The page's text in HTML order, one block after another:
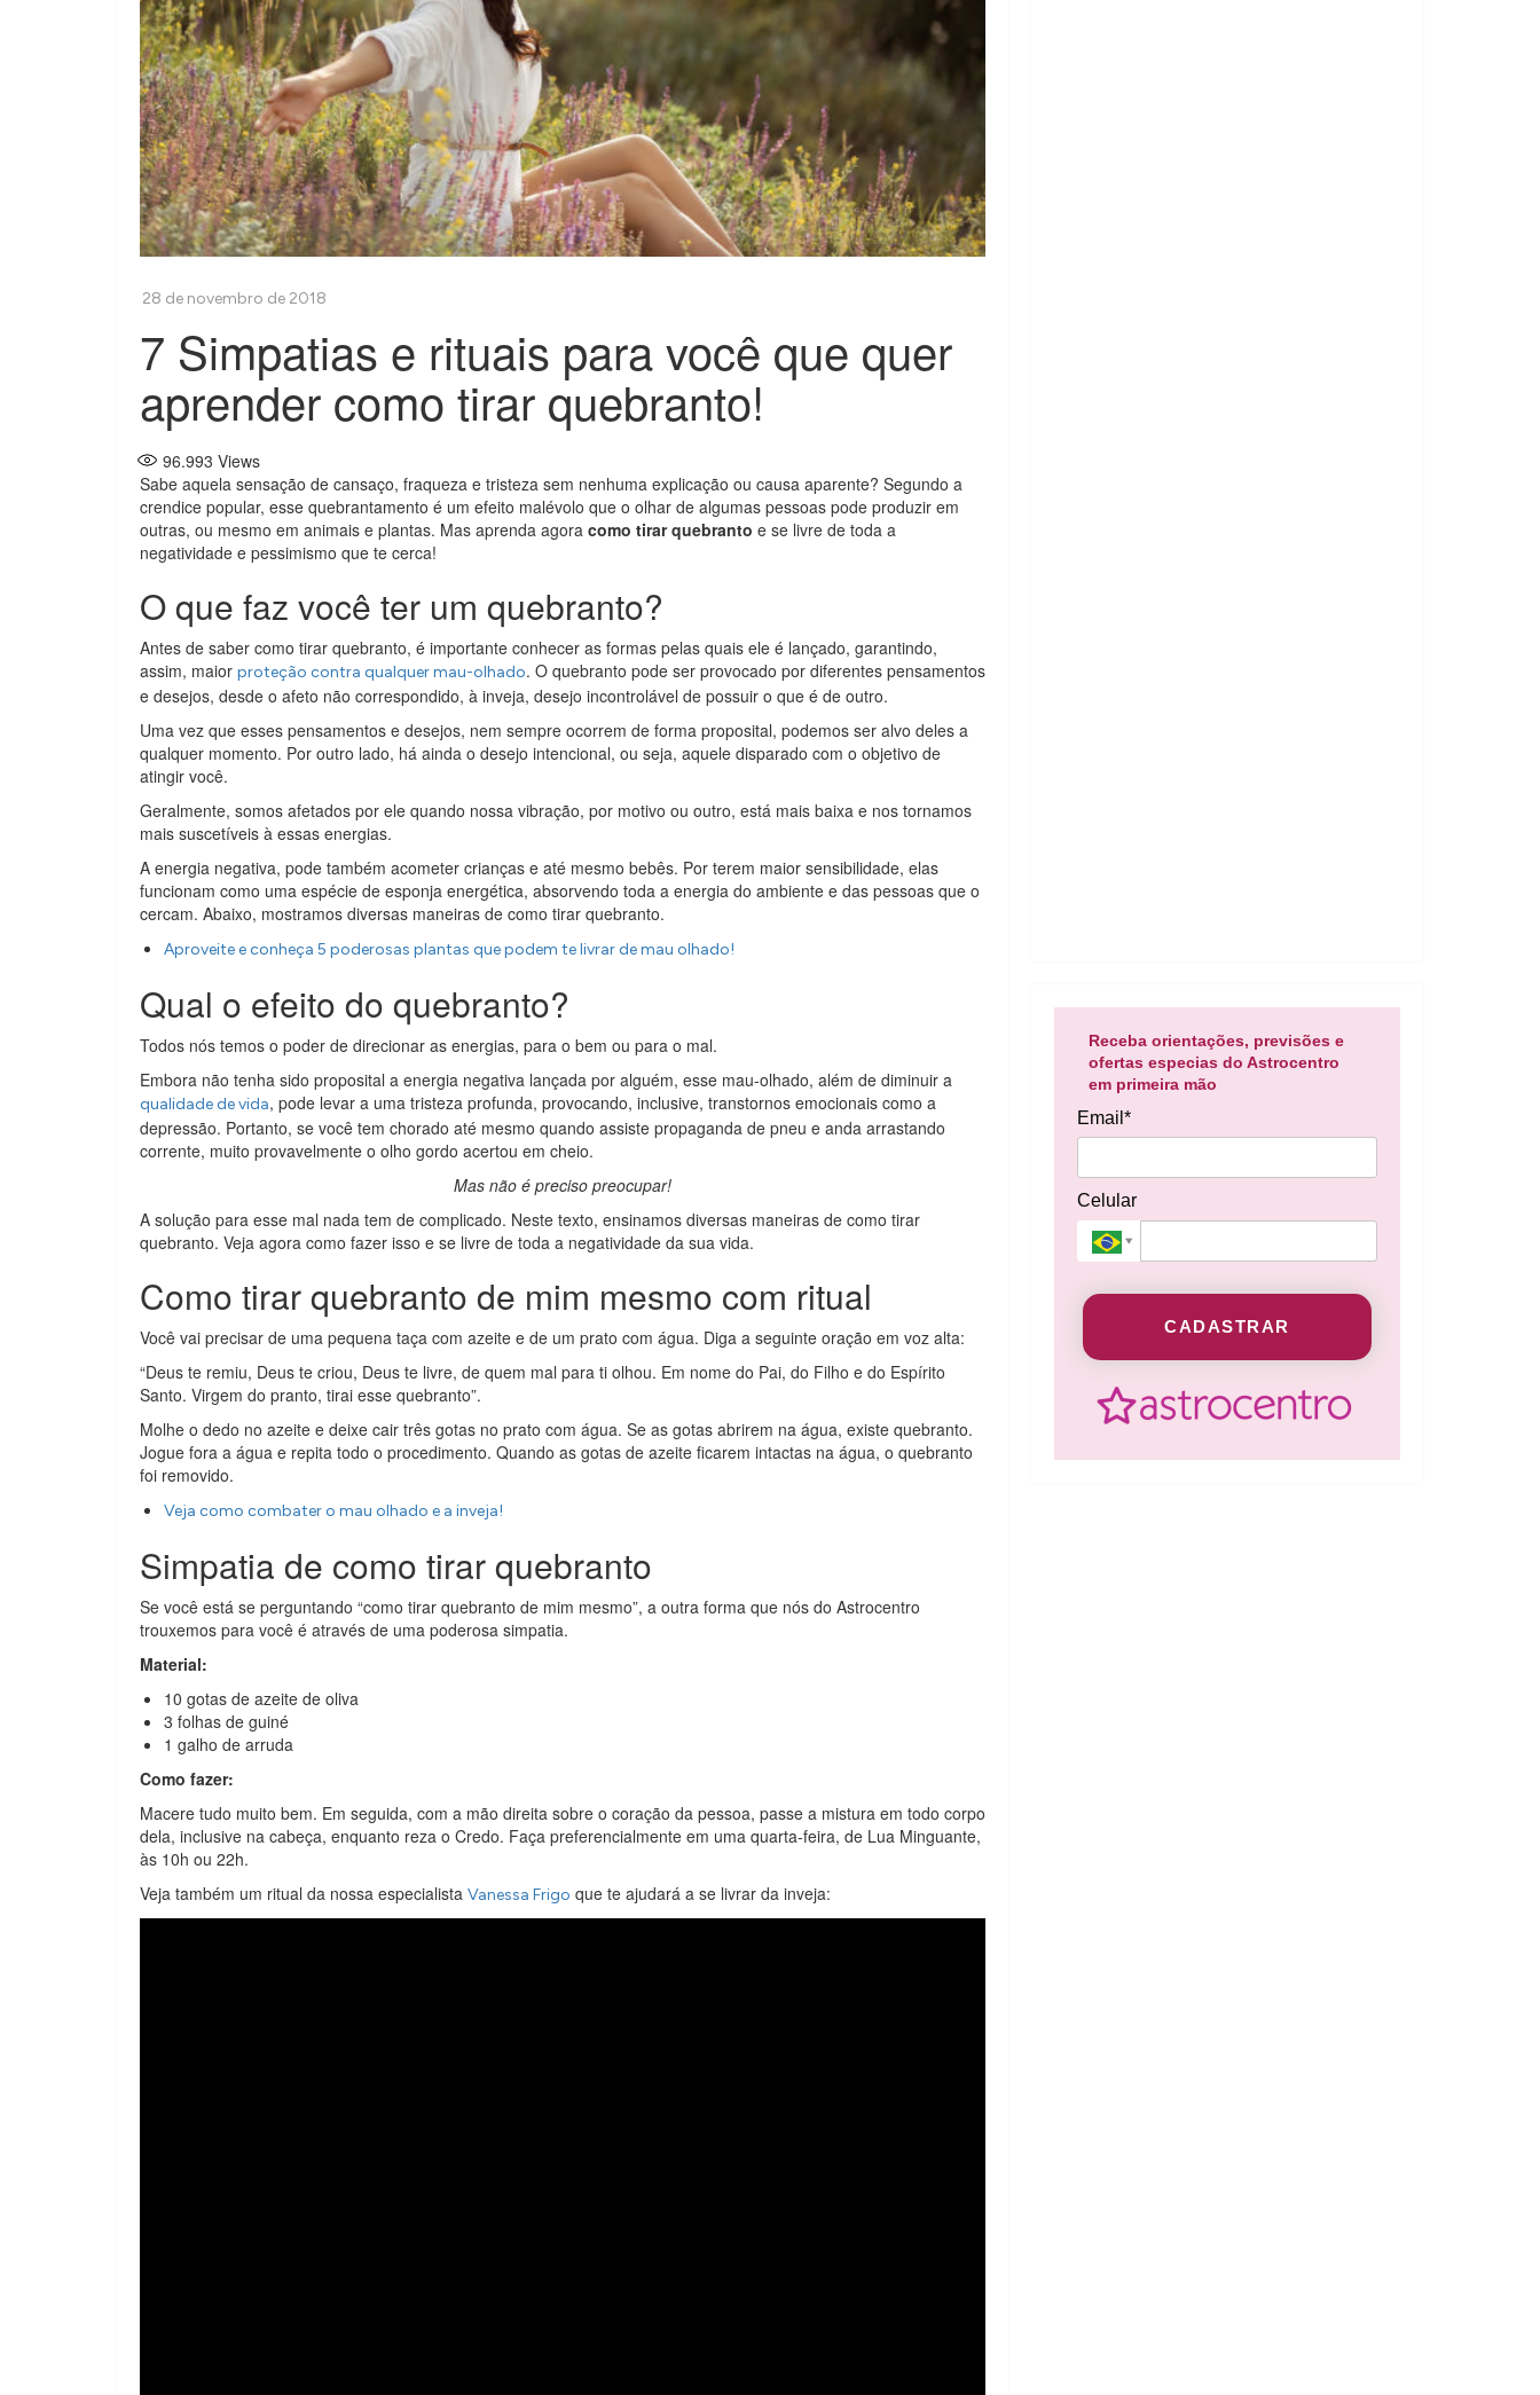
7 Simpatias e rituais para você que quer
aprender como tirar quebranto!
96.993 Views
Sabe aquela sensação de cansaço, fraqueza e tristeza sem nenhuma explicação ou causa aparente? Segundo a
crendice popular, esse quebrantamento é um efeito malévolo que o olhar de algumas pessoas pode produzir em
outras, ou mesmo em animais e plantas. Mas aprenda agora como tirar quebranto e se livre de toda a
negatividade e pessimismo que te cerca!
O que faz você ter um quebranto?
Antes de saber como tirar quebranto, é importante conhecer as formas pelas quais ele é lançado, garantindo,
assim, maior proteção contra qualquer mau-olhado. O quebranto pode ser provocado por diferentes pensamentos
e desejos, desde o afeto não correspondido, à inveja, desejo incontrolável de possuir o que é de outro.
Uma vez que esses pensamentos e desejos, nem sempre ocorrem de forma proposital, podemos ser alvo deles a
qualquer momento. Por outro lado, há ainda o desejo intencional, ou seja, aquele disparado com o objetivo de
atingir você.
Geralmente, somos afetados por ele quando nossa vibração, por motivo ou outro, está mais baixa e nos tornamos
mais suscetíveis à essas energias.
A energia negativa, pode também acometer crianças e até mesmo bebês. Por terem maior sensibilidade, elas
funcionam como uma espécie de esponja energética, absorvendo toda a energia do ambiente e das pessoas que o
cercam. Abaixo, mostramos diversas maneiras de como tirar quebranto.
Aproveite e conheça 5 poderosas plantas que podem te livrar de mau olhado!
Qual o efeito do quebranto?
Todos nós temos o poder de direcionar as energias, para o bem ou para o mal.
Embora não tenha sido proposital a energia negativa lançada por alguém, esse mau-olhado, além de diminuir a
qualidade de vida, pode levar a uma tristeza profunda, provocando, inclusive, transtornos emocionais como a
depressão. Portanto, se você tem chorado até mesmo quando assiste propaganda de pneu e anda arrastando
corrente, muito provavelmente o olho gordo acertou em cheio.
Mas não é preciso preocupar!
A solução para esse mal nada tem de complicado. Neste texto, ensinamos diversas maneiras de como tirar
quebranto. Veja agora como fazer isso e se livre de toda a negatividade da sua vida.
Como tirar quebranto de mim mesmo com ritual
Você vai precisar de uma pequena taça com azeite e de um prato com água. Diga a seguinte oração em voz alta:
“Deus te remiu, Deus te criou, Deus te livre, de quem mal para ti olhou. Em nome do Pai, do Filho e do Espírito
Santo. Virgem do pranto, tirai esse quebranto”.
Molhe o dedo no azeite e deixe cair três gotas no prato com água. Se as gotas abrirem na água, existe quebranto.
Jogue fora a água e repita todo o procedimento. Quando as gotas de azeite ficarem intactas na água, o quebranto
foi removido.
Veja como combater o mau olhado e a inveja!
Simpatia de como tirar quebranto
Se você está se perguntando “como tirar quebranto de mim mesmo”, a outra forma que nós do Astrocentro
trouxemos para você é através de uma poderosa simpatia.
Material:
10 gotas de azeite de oliva
3 folhas de guiné
1 galho de arruda
Como fazer:
Macere tudo muito bem. Em seguida, com a mão direita sobre o coração da pessoa, passe a mistura em todo corpo
dela, inclusive na cabeça, enquanto reza o Credo. Faça preferencialmente em uma quarta-feira, de Lua Minguante,
às 10h ou 22h.
Veja também um ritual da nossa especialista Vanessa Frigo que te ajudará a se livrar da inveja:
Receba orientações, previsões e
ofertas especias do Astrocentro
em primeira mão
Email*
Celular
CADASTRAR